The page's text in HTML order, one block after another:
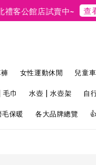
公館店試賣中~ 查看
女性運動休閒 兒童
巾 水壺 | 水壺架 自
保暖 各大品牌總覽